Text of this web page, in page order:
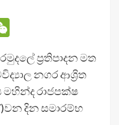
ප්‍රතිපාදන මත
නගර ආශ්‍රිත
මහින්ද රාජපක්ෂ
දින සමාරම්භ